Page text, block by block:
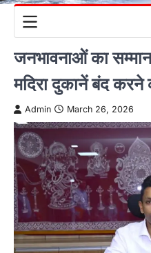
जनभावनाओं का
मदिरा दुकानें बंद
Admin March 26, 2026